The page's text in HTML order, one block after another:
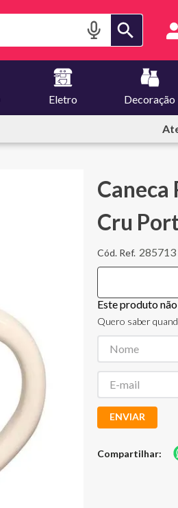
Eletro Decoração
Caneca
Cru
285713
Este produto
Quero saber
ENVIAR
Compartilhar